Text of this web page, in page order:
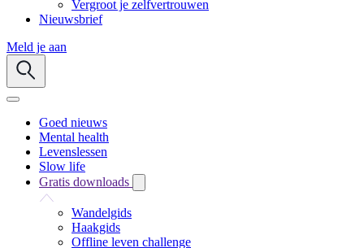
Vergroot je zelfvertrouwen
Nieuwsbrief
Meld je aan
Goed nieuws
Mental health
Levenslessen
Slow life
Gratis downloads
Wandelgids
Haakgids
Offline leven challenge